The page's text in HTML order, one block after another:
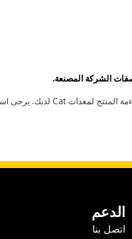
الدعم
اتصل بنا